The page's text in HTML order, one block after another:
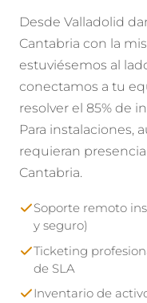
Desde Valladolid
Cantabria con la
estuviésemos al
conectamos a tu
resolver el 85% de
Para instalaciones,
requieran
Cantabria.
Soporte remoto
y seguro)
Ticketing
de SLA
Inventario de